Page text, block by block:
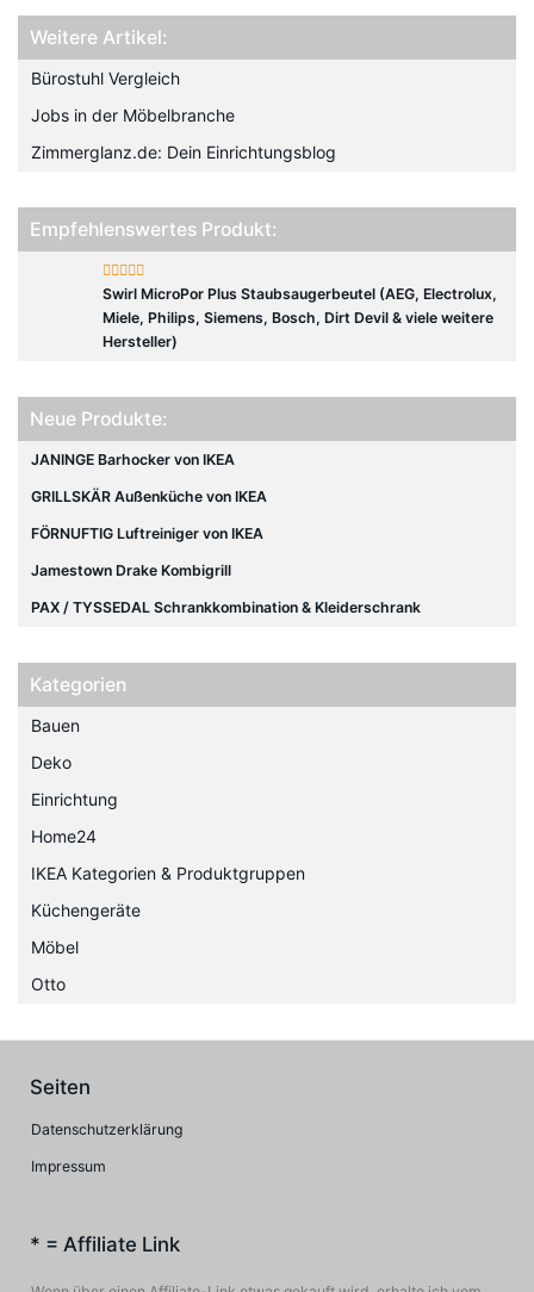
Weitere Artikel:
Bürostuhl Vergleich
Jobs in der Möbelbranche
Zimmerglanz.de: Dein Einrichtungsblog
Empfehlenswertes Produkt:
Swirl MicroPor Plus Staubsaugerbeutel (AEG, Electrolux,
Miele, Philips, Siemens, Bosch, Dirt Devil & viele weitere
Hersteller)
Neue Produkte:
JANINGE Barhocker von IKEA
GRILLSKÄR Außenküche von IKEA
FÖRNUFTIG Luftreiniger von IKEA
Jamestown Drake Kombigrill
PAX / TYSSEDAL Schrankkombination & Kleiderschrank
Kategorien
Bauen
Deko
Einrichtung
Home24
IKEA Kategorien & Produktgruppen
Küchengeräte
Möbel
Otto
Seiten
Datenschutzerklärung
Impressum
* = Affiliate Link